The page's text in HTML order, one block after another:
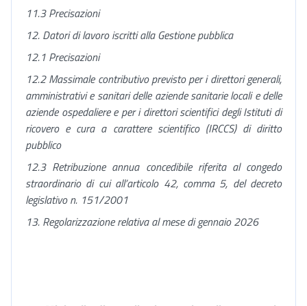
11.3 Precisazioni
12. Datori di lavoro iscritti alla Gestione pubblica
12.1 Precisazioni
12.2 Massimale contributivo previsto per i direttori generali,
amministrativi e sanitari delle aziende sanitarie locali e delle
aziende ospedaliere e per i direttori scientifici degli Istituti di
ricovero e cura a carattere scientifico (IRCCS) di diritto
pubblico
12.3 Retribuzione annua concedibile riferita al congedo
straordinario di cui all’articolo 42, comma 5, del decreto
legislativo n. 151/2001
13. Regolarizzazione relativa al mese di gennaio 2026